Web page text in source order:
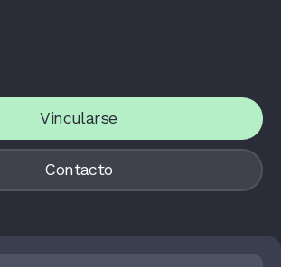
Contacto
Vincularse